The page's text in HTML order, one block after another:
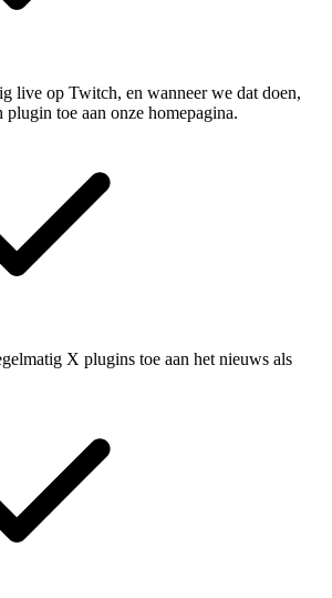
live op Twitch, en wanneer we dat doen,
toe aan onze homepagina.
X plugins toe aan het nieuws als